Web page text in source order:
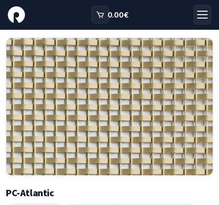
0.00€
PC-Atlantic